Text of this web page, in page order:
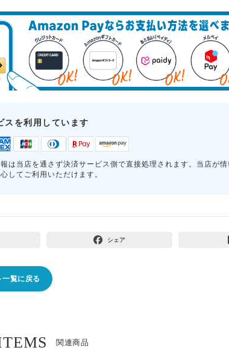
スを利用しています
は当店を通さず決済サービス側で直接処理されます。当店が
してご利用いただけます。
シェア
覧に戻る
関連商品